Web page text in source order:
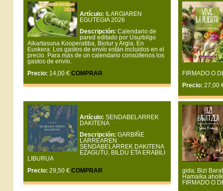
Artículo: ILARGIAREN
EGUTEGIA 2026
Descripción: Calendario de
pared editado por Usurbilgo
Alkartasuna Kooperatiba, Biolur y Argia. En
Euskera. Los gastos de envío están incluidos en el
precio. Para más de un calendario consúltenos los
gastos de envío.
Precio: 14,00 € COMPRAR
FIRMADO O
Precio: 27,00
Artículo: SENDABELARREK
DAKITENA
Descripción: GARBIÑE
LARREAREN
SENDABELARREK DAKITENA
EZAGUTU, BILDU ETA ERABILI
LIBURUA
Precio: 29,50 € COMPRAR
gida; Bizi
Hamaika
FIRMADO O